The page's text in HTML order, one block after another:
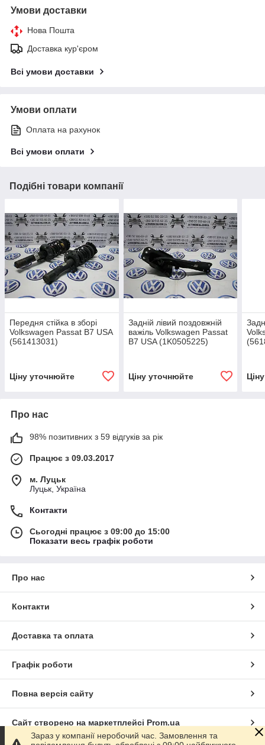
Умови доставки
Нова Пошта
Доставка кур'єром
Всі умови доставки
Умови оплати
Оплата на рахунок
Всі умови оплати
Подібні товари компанії
Передня стійка в зборі
Volkswagen Passat B7 USA
(561413031)
Ціну уточнюйте
Задній лівий поздовжній
важіль Volkswagen Passat
B7 USA (1K0505225)
Ціну уточнюйте
Про нас
98% позитивних з 59 відгуків за рік
Працює з 09.03.2017
м. Луцьк
Луцьк, Україна
Контакти
Сьогодні працює з 09:00 до 15:00
Показати весь графік роботи
Про нас
Контакти
Доставка та оплата
Графік роботи
Повна версія сайту
Сайт створено на маркетплейсі Prom.ua
Зараз у компанії неробочий час. Замовлення та